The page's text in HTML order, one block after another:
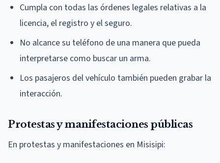
Cumpla con todas las órdenes legales relativas a la
licencia, el registro y el seguro.
No alcance su teléfono de una manera que pueda
interpretarse como buscar un arma.
Los pasajeros del vehículo también pueden grabar la
interacción.
Protestas y manifestaciones públicas
En protestas y manifestaciones en Misisipi: